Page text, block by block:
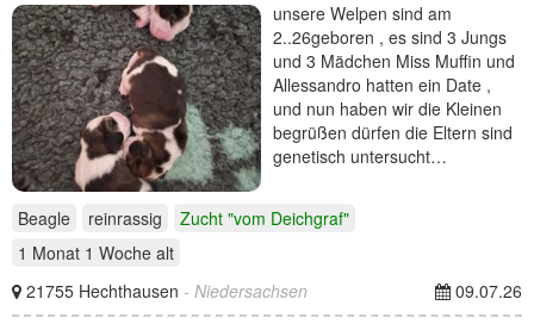
unsere Welpen sind am
2..26geboren , es sind 3 Jungs
und 3 Mädchen Miss Muffin und
Allessandro hatten ein Date ,
und nun haben wir die Kleinen
begrüßen dürfen die Eltern sind
genetisch untersucht…
Beagle reinrassig
Zucht "vom Deichgraf"
1 Monat 1 Woche alt
21755 Hechthausen - Niedersachsen 09.07.26